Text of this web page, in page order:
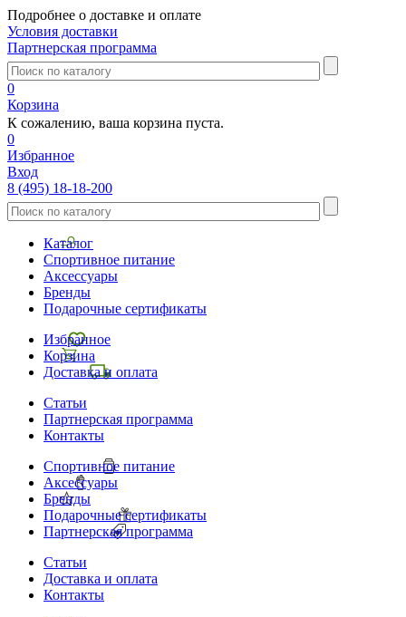
Подробнее о доставке и оплате
Условия доставки
Партнерская программа
0
Корзина
К сожалению, ваша корзина пуста.
0
Избранное
Вход
8 (495) 18-18-200
Каталог
Спортивное питание
Аксессуары
Бренды
Подарочные сертификаты
Избранное
Корзина
Доставка и оплата
Статьи
Партнерская программа
Контакты
Спортивное питание
Аксессуары
Бренды
Подарочные сертификаты
Партнерская программа
Статьи
Доставка и оплата
Контакты